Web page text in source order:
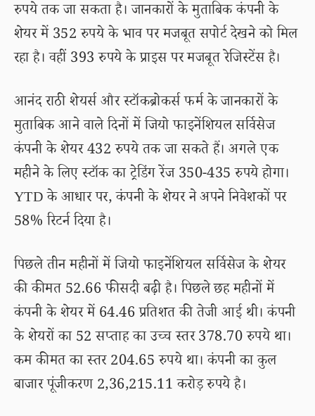
रुपये तक जा सकता है। जानकारों के मुताबिक कंपनी के
शेयर में 352 रुपये के भाव पर मजबूत सपोर्ट देखने को मिल
रहा है। वहीं 393 रुपये के प्राइस पर मजबूत रेजिस्टेंस है।
आनंद राठी शेयर्स और स्टॉकब्रोकर्स फर्म के जानकारों के
मुताबिक आने वाले दिनों में जियो फाइनेंशियल सर्विसेज
कंपनी के शेयर 432 रुपये तक जा सकते हैं। अगले एक
महीने के लिए स्टॉक का ट्रेडिंग रेंज 350-435 रुपये होगा।
YTD के आधार पर, कंपनी के शेयर ने अपने निवेशकों पर
58% रिटर्न दिया है।
पिछले तीन महीनों में जियो फाइनेंशियल सर्विसेज के शेयर
की कीमत 52.66 फीसदी बढ़ी है। पिछले छह महीनों में
कंपनी के शेयर में 64.46 प्रतिशत की तेजी आई थी। कंपनी
के शेयरों का 52 सप्ताह का उच्च स्तर 378.70 रुपये था।
कम कीमत का स्तर 204.65 रुपये था। कंपनी का कुल
बाजार पूंजीकरण 2,36,215.11 करोड़ रुपये है।